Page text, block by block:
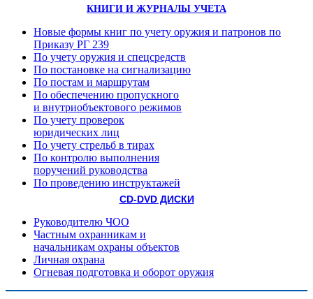
КНИГИ И ЖУРНАЛЫ УЧЕТА
Новые формы книг по учету оружия и патронов по
Приказу РГ 239
По учету оружия и спецсредств
По постановке на сигнализацию
По постам и маршрутам
По обеспечению пропускного
и внутриобъектового режимов
По учету проверок
юридических лиц
По учету стрельб в тирах
По контролю выполнения
поручений руководства
По проведению инструктажей
CD-DVD ДИСКИ
Руководителю ЧОО
Частным охранникам и
начальникам охраны объектов
Личная охрана
Огневая подготовка и оборот оружия